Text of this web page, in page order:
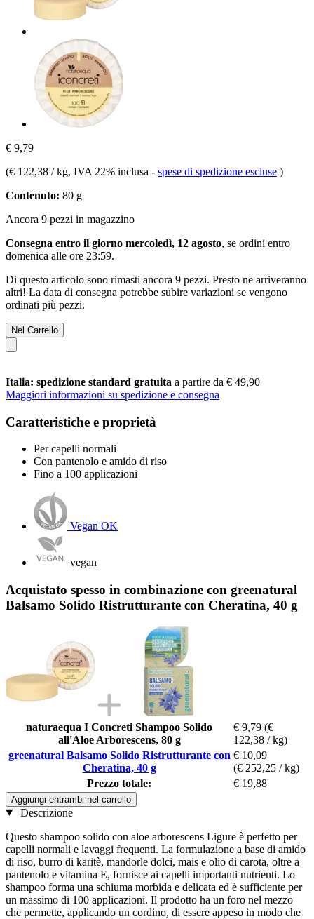
€ 9,79
(€ 122,38 / kg, IVA 22% inclusa - spese di spedizione escluse )
Contenuto: 80 g
Ancora 9 pezzi in magazzino
Consegna entro il giorno mercoledì, 12 agosto, se ordini entro
domenica alle ore 23:59.
Di questo articolo sono rimasti ancora 9 pezzi. Presto ne arriveranno
altri! La data di consegna potrebbe subire variazioni se vengono
ordinati più pezzi.
Nel Carrello
Italia: spedizione standard gratuita a partire da € 49,90
Maggiori informazioni su spedizione e consegna
Caratteristiche e proprietà
Per capelli normali
Con pantenolo e amido di riso
Fino a 100 applicazioni
Vegan OK
vegan
Acquistato spesso in combinazione con greenatural
Balsamo Solido Ristrutturante con Cheratina, 40 g
naturaequa I Concreti Shampoo Solido
all'Aloe Arborescens, 80 g
€ 9,79 (€
122,38 / kg)
greenatural Balsamo Solido Ristrutturante con
Cheratina, 40 g
€ 10,09
(€ 252,25 / kg)
Prezzo totale:
€ 19,88
Aggiungi entrambi nel carrello
Descrizione
Questo shampoo solido con aloe arborescens Ligure è perfetto per
capelli normali e lavaggi frequenti. La formulazione a base di amido
di riso, burro di karitè, mandorle dolci, mais e olio di carota, oltre a
pantenolo e vitamina E, fornisce ai capelli importanti nutrienti. Lo
shampoo forma una schiuma morbida e delicata ed è sufficiente per
un massimo di 100 applicazioni. Il prodotto ha un foro nel mezzo
che permette, applicando un cordino, di essere appeso in modo che